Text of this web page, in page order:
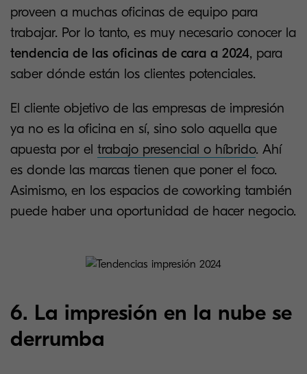
proveen a muchas oficinas de equipo para
trabajar. Por lo tanto, es muy necesario conocer la
tendencia de las oficinas de cara a 2024, para
saber dónde están los clientes potenciales.
El cliente objetivo de las empresas de impresión
ya no es la oficina en sí, sino solo aquella que
apuesta por el trabajo presencial o híbrido. Ahí
es donde las marcas tienen que poner el foco.
Asimismo, en los espacios de coworking también
puede haber una oportunidad de hacer negocio.
6. La impresión en la nube se
derrumba